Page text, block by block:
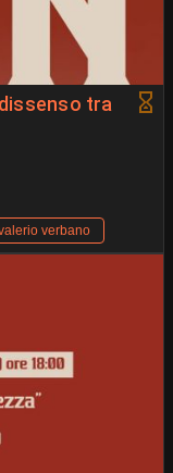
tra
verbano